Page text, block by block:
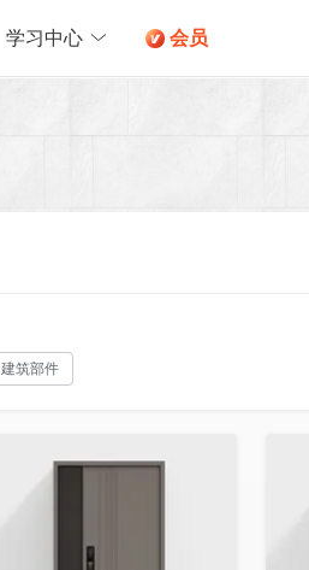
学习中心 会员
建筑部件
收藏